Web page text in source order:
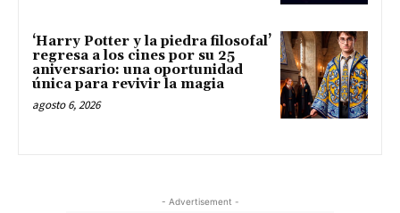
‘Harry Potter y la piedra filosofal’
regresa a los cines por su 25
aniversario: una oportunidad
única para revivir la magia
agosto 6, 2026
- Advertisement -